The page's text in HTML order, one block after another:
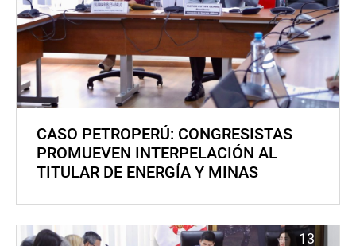
CASO PETROPERÚ: CONGRESISTAS
PROMUEVEN INTERPELACIÓN AL
TITULAR DE ENERGÍA Y MINAS
13